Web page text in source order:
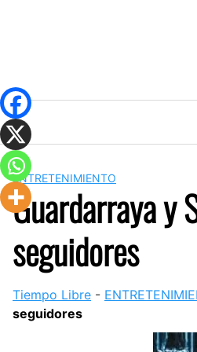
ENTRETENIMIENTO
Guardarraya y
seguidores
Tiempo Libre -
seguidores